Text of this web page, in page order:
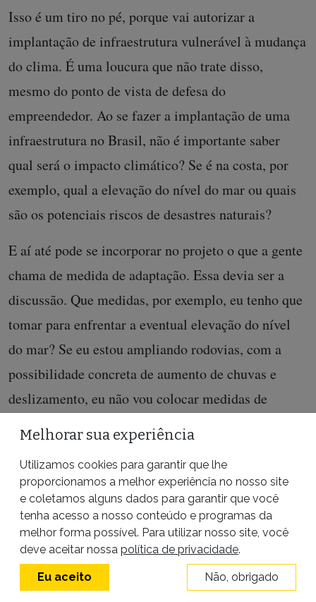
Isso é um tiro no pé, porque vai autorizar a
implantação de infraestrutura vulnerável à mudança
do clima. É uma loucura que não trate disso,
mesmo do ponto de vista de defesa do
empreendedor. Ao se fazer a implantação de uma
infraestrutura no Brasil, não é importante saber
qual será o impacto climático? Se é na costa, por
exemplo, qual a elevação do nível do mar ou quais
são os potenciais riscos de desastres naturais?
E aí até pode se incorporar no projeto o que a gente
chama de medida de adaptação. Essa devia ser a
discussão. Que medidas, por exemplo, eu tenho que
tomar para enfrentar a eventual elevação do nível
do mar? Se eu estou ampliando rodovias, com a
possibilidade concreta de aumento de chuvas e
deslizamento, eu não vou colocar medidas de
prevenção a deslizamentos sobre a infraestrutura
que estou construindo?
A população vai sentir em 10, 15 anos, a falta de
medidas mitigatórias para uma infraestrutura que
vai estar muito vulnerável à mudança do clima.
Que outros aspectos que o senhor considera
fundamentais o PL deixa de tratar?
Melhorar sua experiência
Utilizamos cookies para garantir que lhe
proporcionamos a melhor experiência no nosso site
e coletamos alguns dados para garantir que você
tenha acesso a nosso conteúdo e programas da
melhor forma possível. Para utilizar nosso site, você
deve aceitar nossa política de privacidade.
Eu aceito Não, obrigado